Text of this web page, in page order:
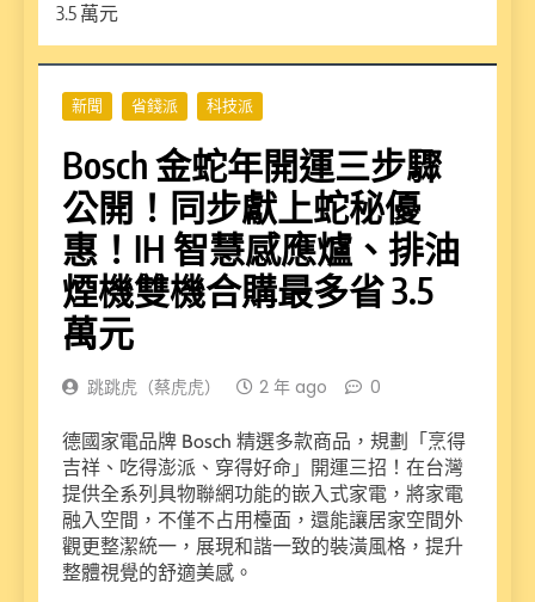
3.5 萬元
新聞 省錢派 科技派
Bosch 金蛇年開運三步驟
公開！同步獻上蛇秘優
惠！IH 智慧感應爐、排油
煙機雙機合購最多省 3.5
萬元
跳跳虎（蔡虎虎） 2 年 ago 0
德國家電品牌 Bosch 精選多款商品，規劃「烹得
吉祥、吃得澎派、穿得好命」開運三招！在台灣
提供全系列具物聯網功能的嵌入式家電，將家電
融入空間，不僅不占用檯面，還能讓居家空間外
觀更整潔統一，展現和諧一致的裝潢風格，提升
整體視覺的舒適美感。